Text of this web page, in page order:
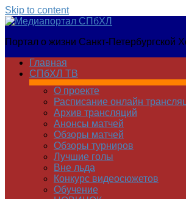
Skip to content
Медиапортал
Портал о жизни Санкт-Петербургской
Главная
СПбХЛ ТВ
О проекте
Расписание онлайн
Архив трансляций
Анонсы матчей
Обзоры матчей
Обзоры турниров
Лучшие голы
Вне льда
Конкурс видеосюжетов
Обучение